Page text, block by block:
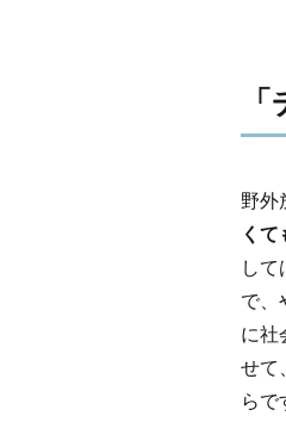
野外
くて
し
で、
に社
せて
らで